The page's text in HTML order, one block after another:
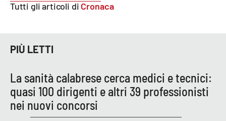
Catanzaro
Crotone
Vibo Valentia
Tutti gli articoli di Cronaca
PIÙ LETTI
La sanità calabrese cerca medici e tecnici:
quasi 100 dirigenti e altri 39 professionisti
nei nuovi concorsi